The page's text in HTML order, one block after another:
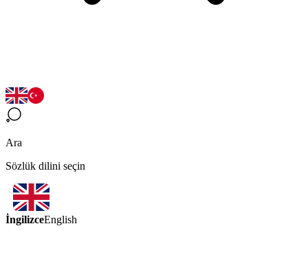
Ara
Sözlük dilini seçin
İngilizceEnglish